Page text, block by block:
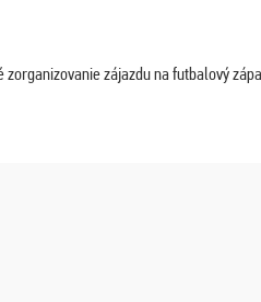
zájazdu na futbalový